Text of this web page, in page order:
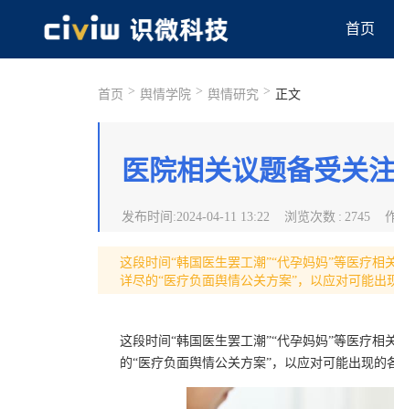
首页
首页 > 舆情学院 > 舆情研究 > 正文
医院相关议题备受关
发布时间 :2024-04-11 13:22 浏览次数 : 2745
这段时间“韩国医生罢工潮”“代孕妈妈”等医疗
详尽的“医疗负面舆情公关方案”，以应对可能出
这段时间“韩国医生罢工潮”“代孕妈妈”等医疗
的“医疗负面舆情公关方案”，以应对可能出现